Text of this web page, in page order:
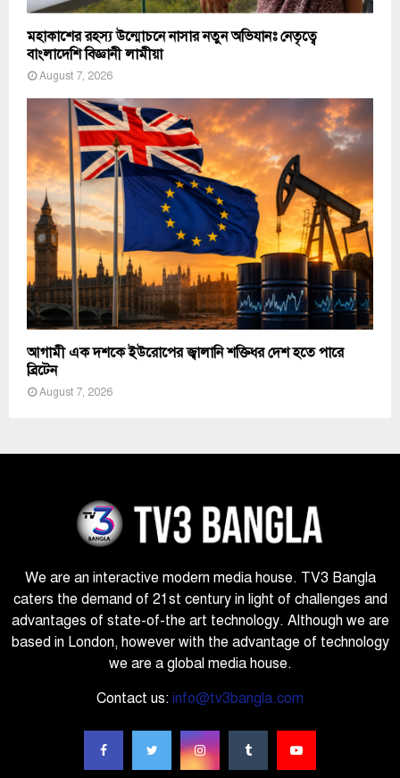
মহাকাশের রহস্য উন্মোচনে নাসার নতুন অভিযানঃ নেতৃত্বে
বাংলাদেশি বিজ্ঞানী লামীয়া
August 7, 2026
আগামী এক দশকে ইউরোপের জ্বালানি শক্তিধর দেশ হতে পারে
ব্রিটেন
August 7, 2026
We are an interactive modern media house. TV3 Bangla
caters the demand of 21st century in light of challenges and
advantages of state-of-the art technology. Although we are
based in London, however with the advantage of technology
we are a global media house.
Contact us: info@tv3bangla.com